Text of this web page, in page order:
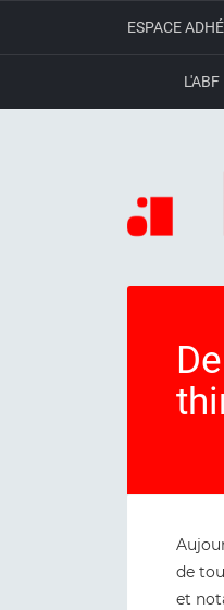
ESPACE
L'ABF
de
et